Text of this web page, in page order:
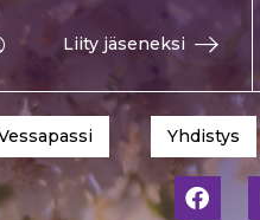
Liity jäseneksi
Yhdistys